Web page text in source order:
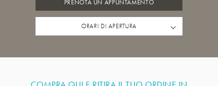
PRENOTA UN APPUNTAMENTO
ORARI DI APERTURA